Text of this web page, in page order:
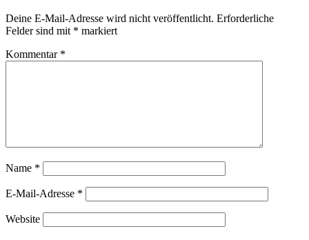
Deine E-Mail-Adresse wird nicht veröffentlicht. Erforderliche
Felder sind mit * markiert
Kommentar *
Name *
E-Mail-Adresse *
Website